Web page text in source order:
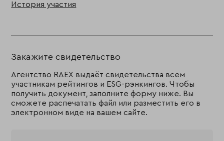
История участия
Закажите свидетельство
Агентство RAEX выдаёт свидетельства всем
участникам рейтингов и ESG-рэнкингов. Чтобы
получить документ, заполните форму ниже. Вы
сможете распечатать файл или разместить его в
электронном виде на вашем сайте.